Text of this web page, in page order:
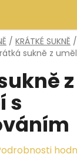
/ KRÁTKÉ SUKNĚ /
sukně z
s